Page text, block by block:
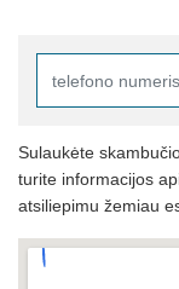
Sulaukėte
turite informacijos
atsiliepimu žemiau